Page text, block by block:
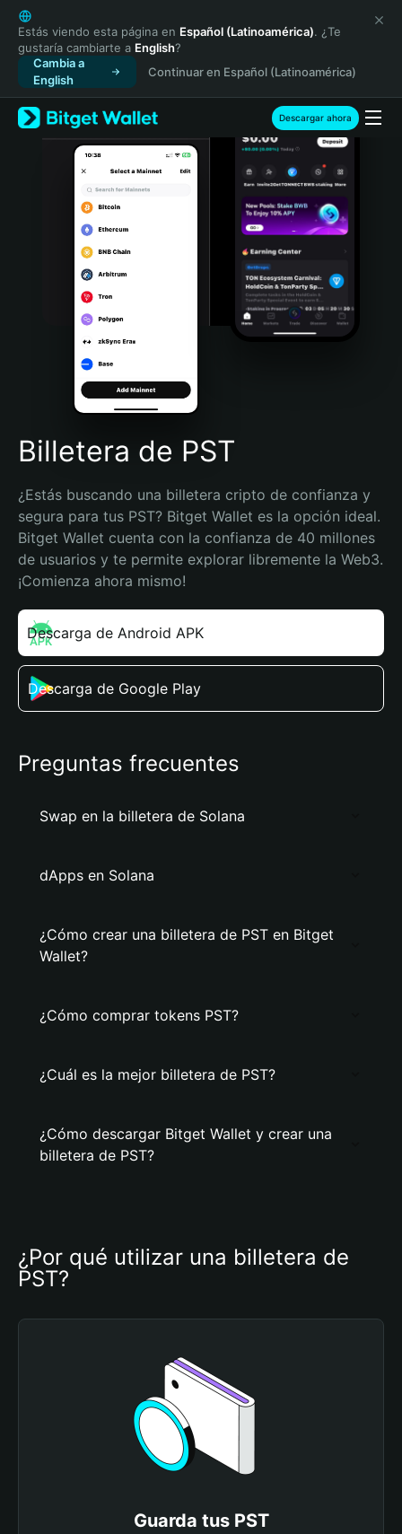
English
日本語
Tiếng Việt
Русский
Español (Latinoamérica)
Türkçe
Italiano
Português (Portugal)
Bahasa Indonesia
Português (Brasil)
Español (Argentina)
Estás viendo esta página en Español (Latinoamérica). ¿Te
gustaría cambiarte a English?
Cambia a
English
Continuar en Español (Latinoamérica)
Descargar ahora
Billetera de PST
¿Estás buscando una billetera cripto de confianza y
segura para tus PST? Bitget Wallet es la opción ideal.
Bitget Wallet cuenta con la confianza de 40 millones
de usuarios y te permite explorar libremente la Web3.
¡Comienza ahora mismo!
Descarga de Android APK
Descarga de Google Play
Preguntas frecuentes
Swap en la billetera de Solana
dApps en Solana
¿Cómo crear una billetera de PST en Bitget
Wallet?
¿Cómo comprar tokens PST?
¿Cuál es la mejor billetera de PST?
¿Cómo descargar Bitget Wallet y crear una
billetera de PST?
¿Por qué utilizar una billetera de
PST?
Guarda tus PST